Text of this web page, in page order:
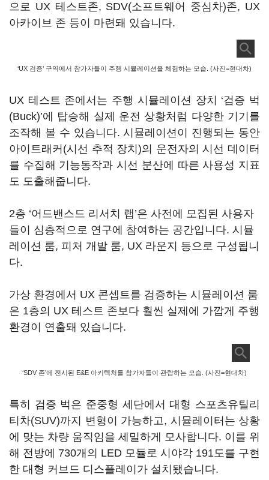
으로 UX 테스트존, SDV(소프트웨어 중심차)존, UX
아카이브 존 등이 마련돼 있습니다.
‘UX 검증’ 구역에서 참가자들이 주행 시뮬레이션을 체험하는 모습. (사진=현대차)
UX 테스트 존에서는 주행 시뮬레이션 장치 ‘검증 벅
(Buck)’에 탑승해 실제 운전 상황처럼 다양한 기기를
조작해 볼 수 있습니다. 시뮬레이션이 진행되는 동안
아이트래커(시선 추적 장치)의 운전자의 시선 데이터
를 수집해 기능동작과 시선 분산에 따른 사용성 지표
도 도출해줍니다.
2층 ‘어드밴스드 리서치 랩’은 사전에 모집된 사용자
들이 심층적으로 연구에 참여하는 공간입니다. 시뮬
레이션 룸, 피처 개발 룸, UX 라운지 등으로 구성됩니
다.
가상 환경에서 UX 콘셉트를 검증하는 시뮬레이션 룸
은 1층의 UX 테스트 존보다 훨씬 실제에 가깝게 주행
환경이 연출돼 있습니다.
‘SDV 존’에 전시된 E&E 아키텍처를 참가자들이 관람하는 모습. (사진=현대차)
특히 검증 벅은 준중형 세단에서 대형 스포츠유틸리
티차(SUV)까지 변형이 가능하고, 시뮬레이터는 상황
에 맞는 차량 움직임을 세밀하게 모사합니다. 이를 위
해 전방에 730개의 LED 모듈로 시야각 191도를 구현
한 대형 커브드 디스플레이가 설치됐습니다.